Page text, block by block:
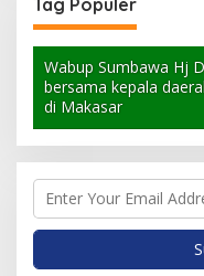
Tag Populer
Wabup Sumbawa Hj
bersama kepala
di Makasar